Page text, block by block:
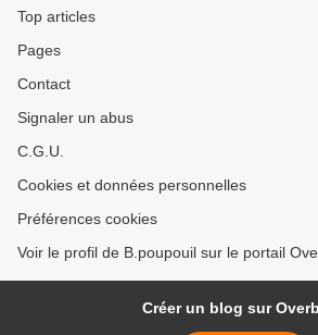
Top articles
Pages
Contact
Signaler un abus
C.G.U.
Cookies et données personnelles
Préférences cookies
Voir le profil de B.poupouil sur le portail
Créer un blog sur